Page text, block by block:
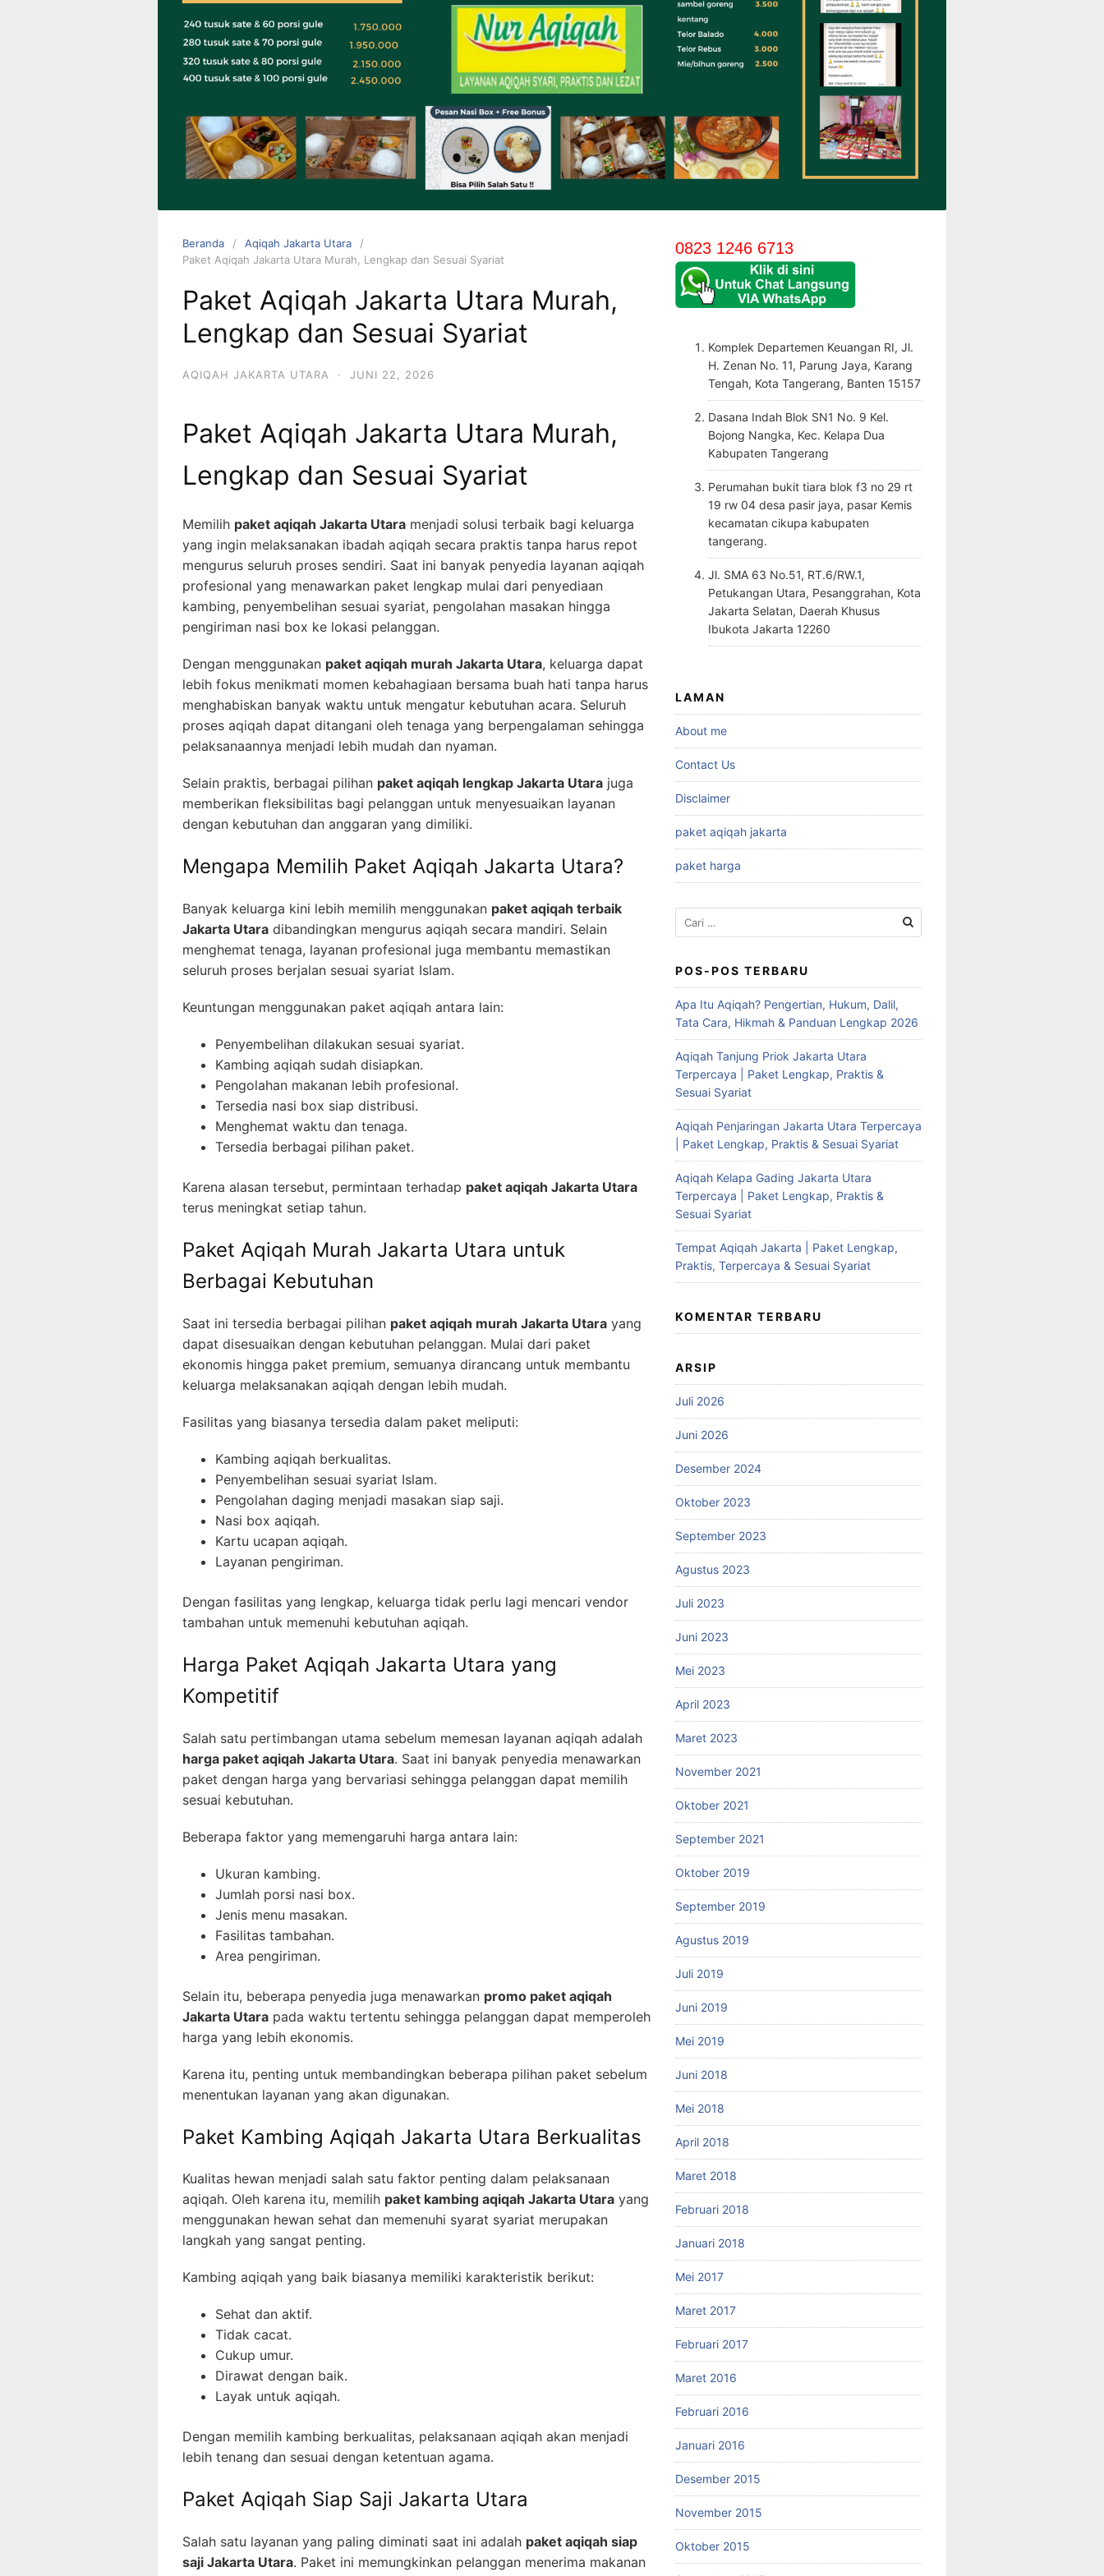
0823 1246
6713
Beranda
Aqiqah Jakarta Utara
Paket Aqiqah Jakarta Utara Murah, Lengkap dan Sesuai Syariat
Paket Aqiqah Jakarta Utara Murah,
Lengkap dan Sesuai Syariat
AQIQAH JAKARTA UTARA · JUNI 22, 2026
Paket Aqiqah Jakarta Utara Murah,
Lengkap dan Sesuai Syariat
Memilih paket aqiqah Jakarta Utara menjadi solusi terbaik bagi keluarga
yang ingin melaksanakan ibadah aqiqah secara praktis tanpa harus repot
mengurus seluruh proses sendiri. Saat ini banyak penyedia layanan aqiqah
profesional yang menawarkan paket lengkap mulai dari penyediaan
kambing, penyembelihan sesuai syariat, pengolahan masakan hingga
pengiriman nasi box ke lokasi pelanggan.
Dengan menggunakan paket aqiqah murah Jakarta Utara, keluarga dapat
lebih fokus menikmati momen kebahagiaan bersama buah hati tanpa harus
menghabiskan banyak waktu untuk mengatur kebutuhan acara. Seluruh
proses aqiqah dapat ditangani oleh tenaga yang berpengalaman sehingga
pelaksanaannya menjadi lebih mudah dan nyaman.
Selain praktis, berbagai pilihan paket aqiqah lengkap Jakarta Utara juga
memberikan fleksibilitas bagi pelanggan untuk menyesuaikan layanan
dengan kebutuhan dan anggaran yang dimiliki.
Mengapa Memilih Paket Aqiqah Jakarta Utara?
Banyak keluarga kini lebih memilih menggunakan paket aqiqah terbaik
Jakarta Utara dibandingkan mengurus aqiqah secara mandiri. Selain
menghemat tenaga, layanan profesional juga membantu memastikan
seluruh proses berjalan sesuai syariat Islam.
Keuntungan menggunakan paket aqiqah antara lain:
Penyembelihan dilakukan sesuai syariat.
Kambing aqiqah sudah disiapkan.
Pengolahan makanan lebih profesional.
Tersedia nasi box siap distribusi.
Menghemat waktu dan tenaga.
Tersedia berbagai pilihan paket.
Karena alasan tersebut, permintaan terhadap paket aqiqah Jakarta Utara
terus meningkat setiap tahun.
Paket Aqiqah Murah Jakarta Utara untuk
Berbagai Kebutuhan
Saat ini tersedia berbagai pilihan paket aqiqah murah Jakarta Utara yang
dapat disesuaikan dengan kebutuhan pelanggan. Mulai dari paket
ekonomis hingga paket premium, semuanya dirancang untuk membantu
keluarga melaksanakan aqiqah dengan lebih mudah.
Fasilitas yang biasanya tersedia dalam paket meliputi:
Kambing aqiqah berkualitas.
Penyembelihan sesuai syariat Islam.
Pengolahan daging menjadi masakan siap saji.
Nasi box aqiqah.
Kartu ucapan aqiqah.
Layanan pengiriman.
Dengan fasilitas yang lengkap, keluarga tidak perlu lagi mencari vendor
tambahan untuk memenuhi kebutuhan aqiqah.
Harga Paket Aqiqah Jakarta Utara yang
Kompetitif
Salah satu pertimbangan utama sebelum memesan layanan aqiqah adalah
harga paket aqiqah Jakarta Utara. Saat ini banyak penyedia menawarkan
paket dengan harga yang bervariasi sehingga pelanggan dapat memilih
sesuai kebutuhan.
Beberapa faktor yang memengaruhi harga antara lain:
Ukuran kambing.
Jumlah porsi nasi box.
Jenis menu masakan.
Fasilitas tambahan.
Area pengiriman.
Selain itu, beberapa penyedia juga menawarkan promo paket aqiqah
Jakarta Utara pada waktu tertentu sehingga pelanggan dapat memperoleh
harga yang lebih ekonomis.
Karena itu, penting untuk membandingkan beberapa pilihan paket sebelum
menentukan layanan yang akan digunakan.
Paket Kambing Aqiqah Jakarta Utara Berkualitas
Kualitas hewan menjadi salah satu faktor penting dalam pelaksanaan
aqiqah. Oleh karena itu, memilih paket kambing aqiqah Jakarta Utara yang
menggunakan hewan sehat dan memenuhi syarat syariat merupakan
langkah yang sangat penting.
Kambing aqiqah yang baik biasanya memiliki karakteristik berikut:
Sehat dan aktif.
Tidak cacat.
Cukup umur.
Dirawat dengan baik.
Layak untuk aqiqah.
Dengan memilih kambing berkualitas, pelaksanaan aqiqah akan menjadi
lebih tenang dan sesuai dengan ketentuan agama.
Paket Aqiqah Siap Saji Jakarta Utara
Salah satu layanan yang paling diminati saat ini adalah paket aqiqah siap
saji Jakarta Utara. Paket ini memungkinkan pelanggan menerima makanan
0823 1246 6713
Komplek Departemen Keuangan RI, Jl.
H. Zenan No. 11, Parung Jaya, Karang
Tengah, Kota Tangerang, Banten 15157
Dasana Indah Blok SN1 No. 9 Kel.
Bojong Nangka, Kec. Kelapa Dua
Kabupaten Tangerang
Perumahan bukit tiara blok f3 no 29 rt
19 rw 04 desa pasir jaya, pasar Kemis
kecamatan cikupa kabupaten
tangerang.
Jl. SMA 63 No.51, RT.6/RW.1,
Petukangan Utara, Pesanggrahan, Kota
Jakarta Selatan, Daerah Khusus
Ibukota Jakarta 12260
LAMAN
About me
Contact Us
Disclaimer
paket aqiqah jakarta
paket harga
Cari
untuk:
POS-POS TERBARU
Apa Itu Aqiqah? Pengertian, Hukum, Dalil,
Tata Cara, Hikmah & Panduan Lengkap 2026
Aqiqah Tanjung Priok Jakarta Utara
Terpercaya | Paket Lengkap, Praktis &
Sesuai Syariat
Aqiqah Penjaringan Jakarta Utara Terpercaya
| Paket Lengkap, Praktis & Sesuai Syariat
Aqiqah Kelapa Gading Jakarta Utara
Terpercaya | Paket Lengkap, Praktis &
Sesuai Syariat
Tempat Aqiqah Jakarta | Paket Lengkap,
Praktis, Terpercaya & Sesuai Syariat
KOMENTAR TERBARU
ARSIP
Juli 2026
Juni 2026
Desember 2024
Oktober 2023
September 2023
Agustus 2023
Juli 2023
Juni 2023
Mei 2023
April 2023
Maret 2023
November 2021
Oktober 2021
September 2021
Oktober 2019
September 2019
Agustus 2019
Juli 2019
Juni 2019
Mei 2019
Juni 2018
Mei 2018
April 2018
Maret 2018
Februari 2018
Januari 2018
Mei 2017
Maret 2017
Februari 2017
Maret 2016
Februari 2016
Januari 2016
Desember 2015
November 2015
Oktober 2015